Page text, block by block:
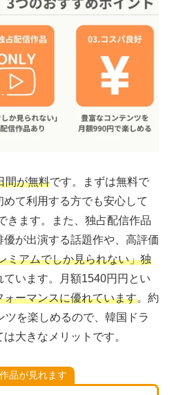
間が無料です。まずは無料で
て利用する方でも安心して
きます。また、独占配信作品
が出演する話題作や、高評価
ミアムでしか見られない」独
ています。月額1540円円とい
ォーマンスに優れています。約
ツを楽しめるので、韓国ドラ
大きなメリットです。
品が見れます